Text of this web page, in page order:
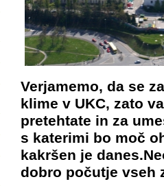
Verjamemo, da se
klime v UKC, zato
pretehtate in za
s katerimi bo moč
kakršen je danes.
dobro počutje vseh